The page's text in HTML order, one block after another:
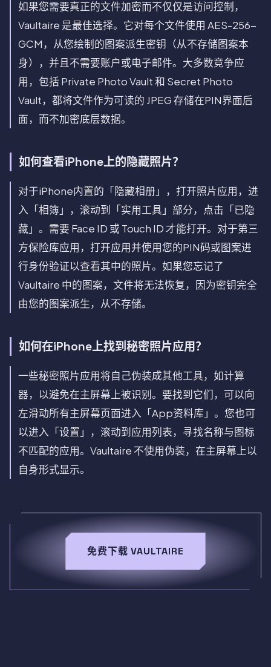
如果您需要真正的文件加密而不仅仅是访问控制，
Vaultaire 是最佳选择。它对每个文件使用 AES-256-
GCM，从您绘制的图案派生密钥（从不存储图案本
身），并且不需要账户或电子邮件。大多数竞争应
用，包括 Private Photo Vault 和 Secret Photo
Vault，都将文件作为可读的 JPEG 存储在PIN界面后
面，而不加密底层数据。
如何查看iPhone上的隐藏照片？
对于iPhone内置的「隐藏相册」，打开照片应用，进
入「相簿」，滚动到「实用工具」部分，点击「已隐
藏」。需要 Face ID 或 Touch ID 才能打开。对于第三
方保险库应用，打开应用并使用您的PIN码或图案进
行身份验证以查看其中的照片。如果您忘记了
Vaultaire 中的图案，文件将无法恢复，因为密钥完全
由您的图案派生，从不存储。
如何在iPhone上找到秘密照片应用？
一些秘密照片应用将自己伪装成其他工具，如计算
器，以避免在主屏幕上被识别。要找到它们，可以向
左滑动所有主屏幕页面进入「App资料库」。您也可
以进入「设置」，滚动到应用列表，寻找名称与图标
不匹配的应用。Vaultaire 不使用伪装，在主屏幕上以
自身形式显示。
免费下载 VAULTAIRE